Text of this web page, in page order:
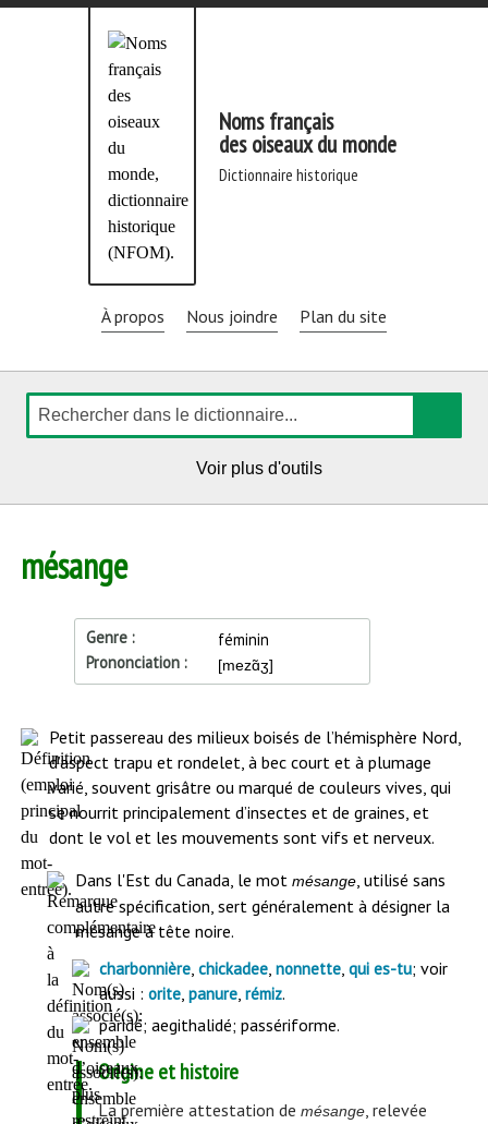
Aller
Noms français
des oiseaux du monde
dictionnaire historique
À propos Nous joindre Plan du site
Rechercher
Voir plus d'outilsde
mésange
Genre
féminin
Prononciation
[mezɑ̃ʒ]
Début
de
l'article
Petit passereau des milieux boisés de l’hémisphère Nord,
d’aspect trapu et rondelet, à bec court et à plumage
varié, souvent grisâtre ou marqué de couleurs vives, qui
se nourrit principalement d’insectes et de graines, et
dont le vol et les mouvements sont vifs et nerveux.
Dans l'Est du Canada, le mot mésange, utilisé sans
autre spécification, sert généralement à désigner la
mésange à tête noire.
charbonnière ,chickadee ,nonnette ,qui es-tu; voir
aussi :orite ,panure ,rémiz.
paridé; aegithalidé; passériforme.
Origine et histoire
La première attestation de mésange, relevée